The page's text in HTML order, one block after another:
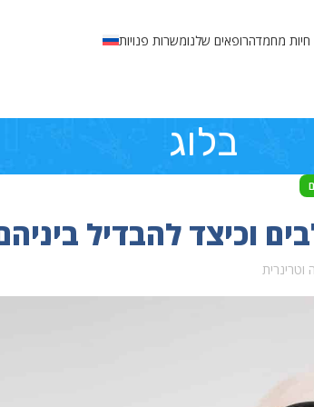
חיות מחמדהרופאים שלנומשרות פנויות
בלוג
וכיצד להבדיל